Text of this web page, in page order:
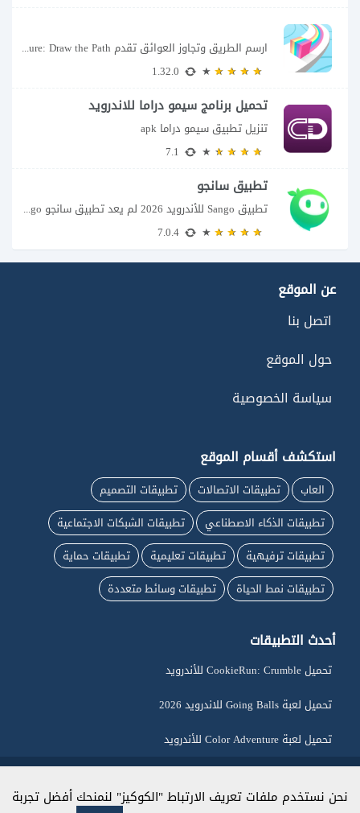
ارسم الطريق وتجاوز العوائق تقدم Color Adventure: Draw the Path فكرة بسيطة تتحول سريعًا...
تحميل برنامج سيمو دراما للاندرويد
تنزيل تطبيق سيمو دراما apk
تطبيق سانجو
تطبيق Sango للأندرويد 2026 لم يعد تطبيق سانجو Sango مجرد مساحة لإرسال الرسائل أو...
عن الموقع
اتصل بنا
حول الموقع
سياسة الخصوصية
استكشف أقسام الموقع
العاب تطبيقات الاتصالات
تطبيقات التصميم
تطبيقات الذكاء الاصطناعي
تطبيقات الشبكات الاجتماعية
تطبيقات ترفيهية
تطبيقات تعليمية
تطبيقات حماية
تطبيقات نمط الحياة
تطبيقات وسائط متعددة
أحدث التطبيقات
تحميل CookieRun: Crumble للأندرويد
تحميل لعبة Going Balls للاندرويد 2026
تحميل لعبة Color Adventure للأندرويد
نحن نستخدم ملفات تعريف الارتباط "الكوكيز" لنمنحك أفضل تجربة